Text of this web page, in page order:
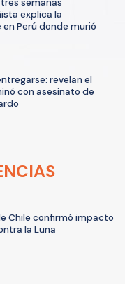
explica la
Perú donde murió
revelan el
con asesinato de
Chile confirmó impacto
la Luna